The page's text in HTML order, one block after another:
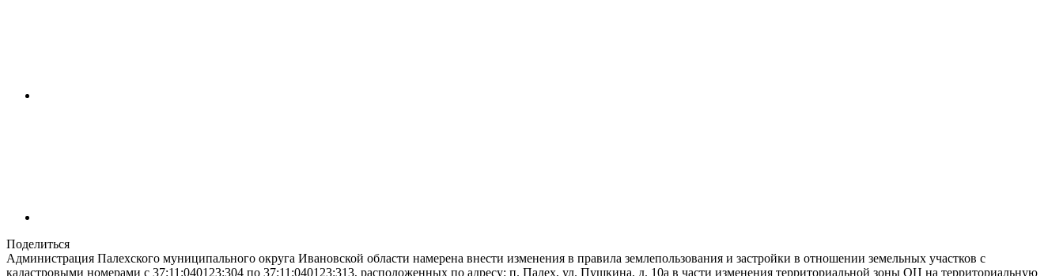
Поделиться
Администрация Палехского муниципального округа Ивановской области намерена внести изменения в правила землепользования и застройки в отношении земельных участков с
кадастровыми номерами с 37:11:040123:304 по 37:11:040123:313, расположенных по адресу: п. Палех, ул. Пушкина, д. 10а в части изменения территориальной зоны ОЦ на территориальную